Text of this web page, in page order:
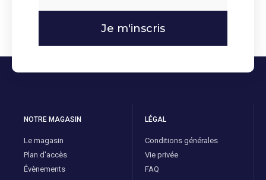
Je m'inscris
NOTRE MAGASIN
Le magasin
Plan d'accès
Évènements
LÉGAL
Conditions générales
Vie privée
FAQ